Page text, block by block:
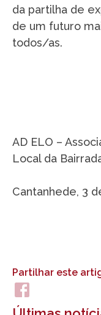
da partilha de
de um futuro
todos/as.
AD ELO –
Local da
Cantanhede, 3
Partilhar este